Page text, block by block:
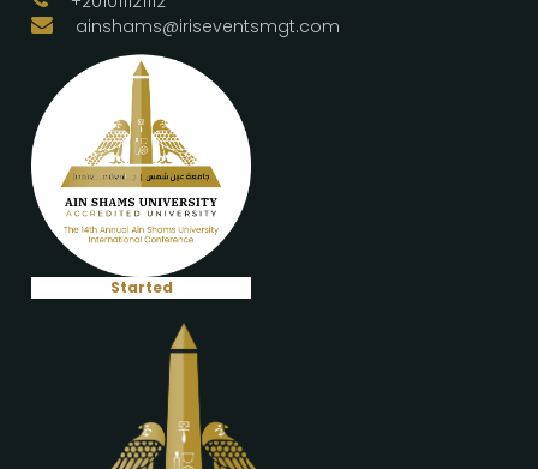
ainshams@iriseventsmgt.com
Started